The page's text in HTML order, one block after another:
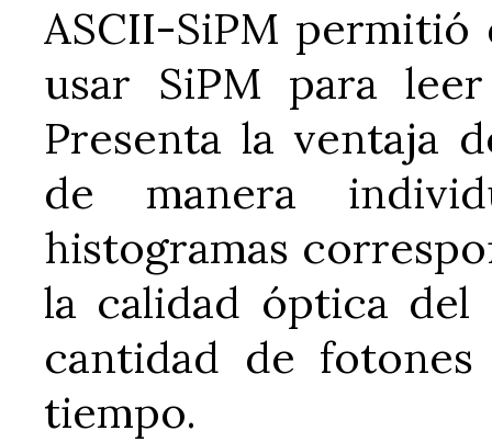
ASCII-SiPM
usar SiPM para
Presenta la ventaja
de manera
histogramas
la calidad óptica
cantidad de
tiempo.